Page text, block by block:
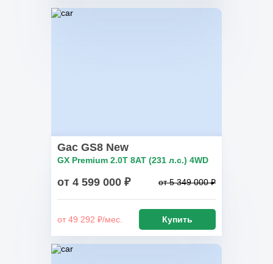
Gac GS8 New
GX Premium 2.0T 8AT (231 л.с.) 4WD
от 4 599 000 ₽ от 5 349 000 ₽
от 49 292 ₽/мес. Купить